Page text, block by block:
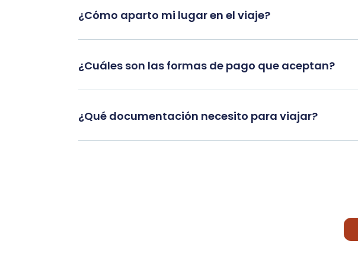
¿Cómo aparto mi lugar en el viaje?
¿Cuáles son las formas de pago que aceptan?
¿Qué documentación necesito para viajar?